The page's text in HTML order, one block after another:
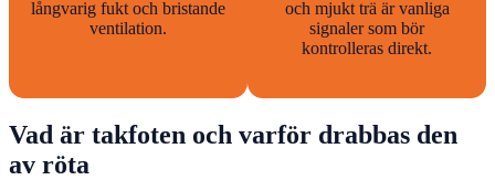
långvarig fukt och bristande
ventilation.
och mjukt trä är vanliga
signaler som bör
kontrolleras direkt.
Vad är takfoten och varför drabbas den
av röta